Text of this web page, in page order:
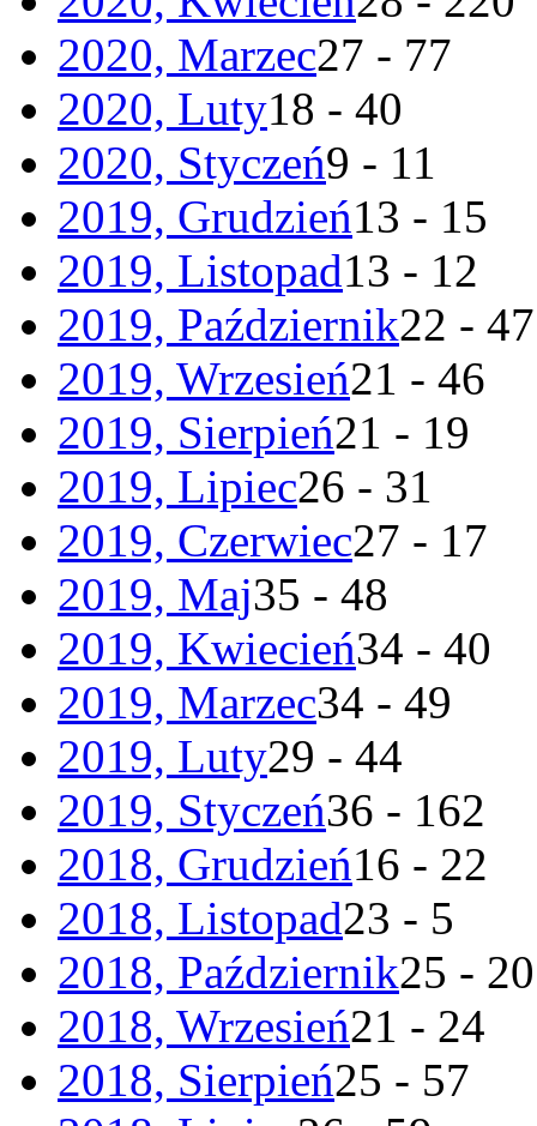
2020, Marzec27 - 77
2020, Luty18 - 40
2020, Styczeń9 - 11
2019, Grudzień13 - 15
2019, Listopad13 - 12
2019, Październik22 - 47
2019, Wrzesień21 - 46
2019, Sierpień21 - 19
2019, Lipiec26 - 31
2019, Czerwiec27 - 17
2019, Maj35 - 48
2019, Kwiecień34 - 40
2019, Marzec34 - 49
2019, Luty29 - 44
2019, Styczeń36 - 162
2018, Grudzień16 - 22
2018, Listopad23 - 5
2018, Październik25 - 20
2018, Wrzesień21 - 24
2018, Sierpień25 - 57